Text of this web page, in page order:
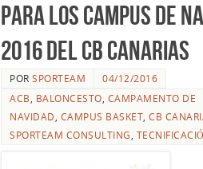
para los Campus de
2016 del CB Canarias
POR SPORTEAM
04/12/2016
ACB
BALONCESTO CAMPAMENTO DE
NAVIDAD CAMPUS BASKET CB
SPORTEAM CONSULTING